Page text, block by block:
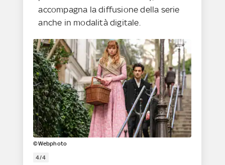
accompagna la diffusione della serie
anche in modalità digitale.
©Webphoto
4/4